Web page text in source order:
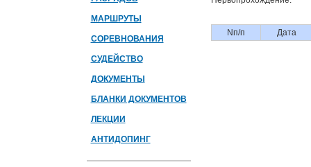
МАРШРУТЫ
СОРЕВНОВАНИЯ
СУДЕЙСТВО
ДОКУМЕНТЫ
БЛАНКИ ДОКУМЕНТОВ
ЛЕКЦИИ
АНТИДОПИНГ
Nп/п Дата